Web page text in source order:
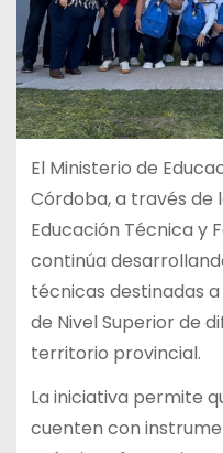
El Ministerio de
Córdoba, a través de
Educación Técnica y
continúa
técnicas destinadas
de Nivel Superior de
territorio provincial.
La iniciativa permite
cuenten con